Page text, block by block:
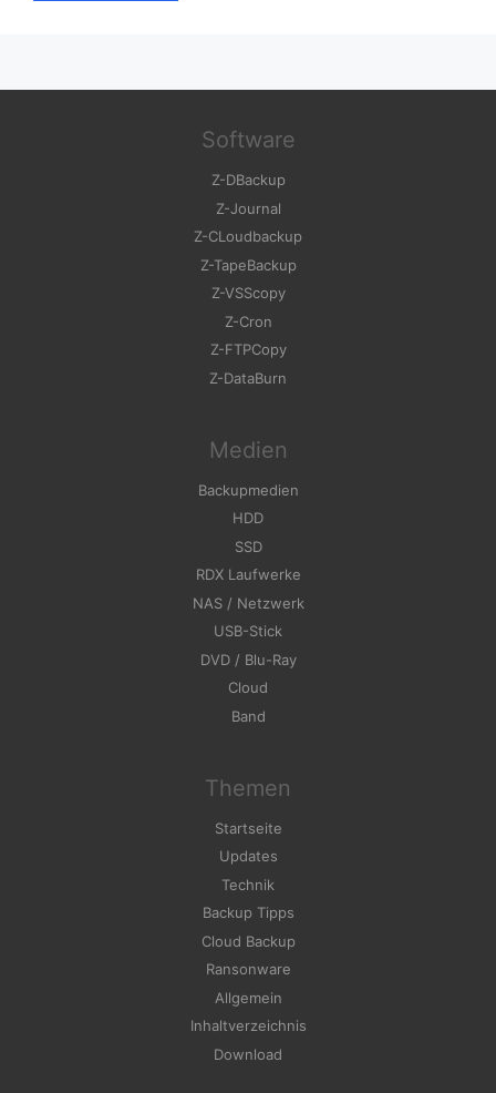
Software
Z-DBackup
Z-Journal
Z-CLoudbackup
Z-TapeBackup
Z-VSScopy
Z-Cron
Z-FTPCopy
Z-DataBurn
Medien
Backupmedien
HDD
SSD
RDX Laufwerke
NAS / Netzwerk
USB-Stick
DVD / Blu-Ray
Cloud
Band
Themen
Startseite
Updates
Technik
Backup Tipps
Cloud Backup
Ransonware
Allgemein
Inhaltverzeichnis
Download